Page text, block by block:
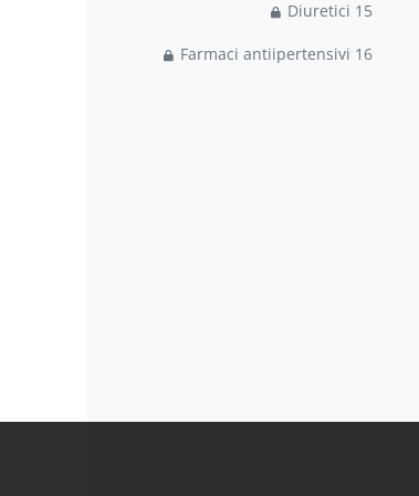
15 Diuretici
16 Farmaci antiipertensivi